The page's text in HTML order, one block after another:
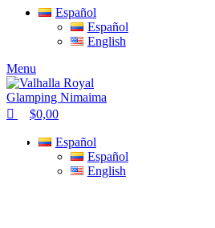
Español
Español
English
Menu
$0,00
Español
Español
English